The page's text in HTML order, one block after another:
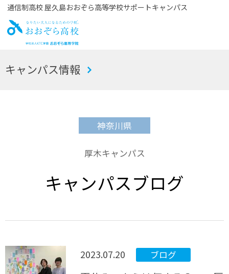
通信制高校 屋久島おおぞら高等学校サポートキャンパス
お
キャンパス情報
神奈川県
厚木キャンパス
キャンパスブログ
2023.07.20 ブログ